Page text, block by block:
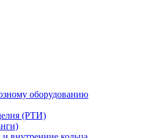
оборудованию
(РТИ)